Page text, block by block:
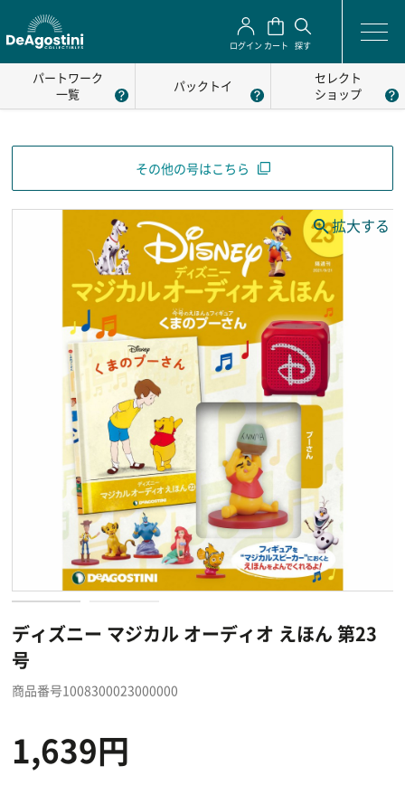
ログイン カート 探す
パートワーク
一覧
パックトイ
セレクト
ショップ
その他の号はこちら
ディズニー マジカル オーディオ えほん 第23
号
商品番号1008300023000000
1,639円